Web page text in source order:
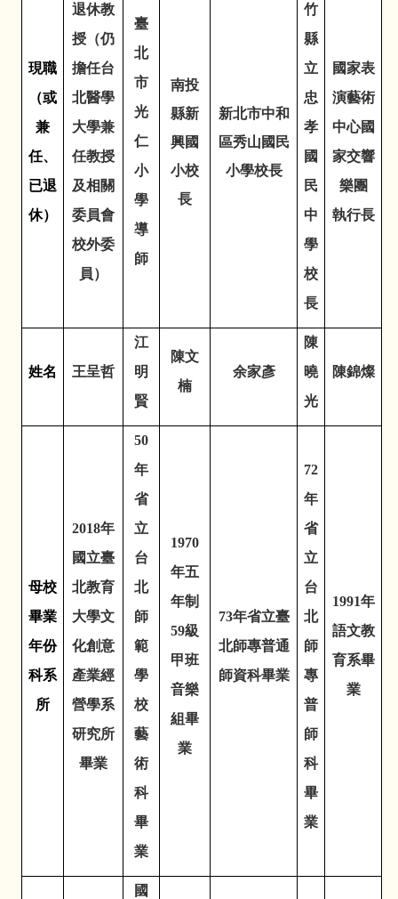
現職
（或
兼
任、
已退
休）
退休教
授（仍
擔任台
北醫學
大學兼
任教授
及相關
委員會
校外委
員）
臺
北
市
光
仁
小
學
導
師
南投
縣新
興國
小校
長
新北市中和
區秀山國民
小學校長
竹
縣
立
忠
孝
國
民
中
學
校
長
國家表
演藝術
中心國
家交響
樂團
執行長
姓名 王呈哲
江
明
賢
陳文
楠
余家彥
陳
曉
光
陳錦燦
母校
畢業
年份
科系
所
2018年
國立臺
北教育
大學文
化創意
產業經
營學系
研究所
畢業
50
年
省
立
台
北
師
範
學
校
藝
術
科
畢
業
1970
年五
年制
59級
甲班
音樂
組畢
業
73年省立臺
北師專普通
師資科畢業
72
年
省
立
台
北
師
專
普
師
科
畢
業
1991年
語文教
育系畢
業
國